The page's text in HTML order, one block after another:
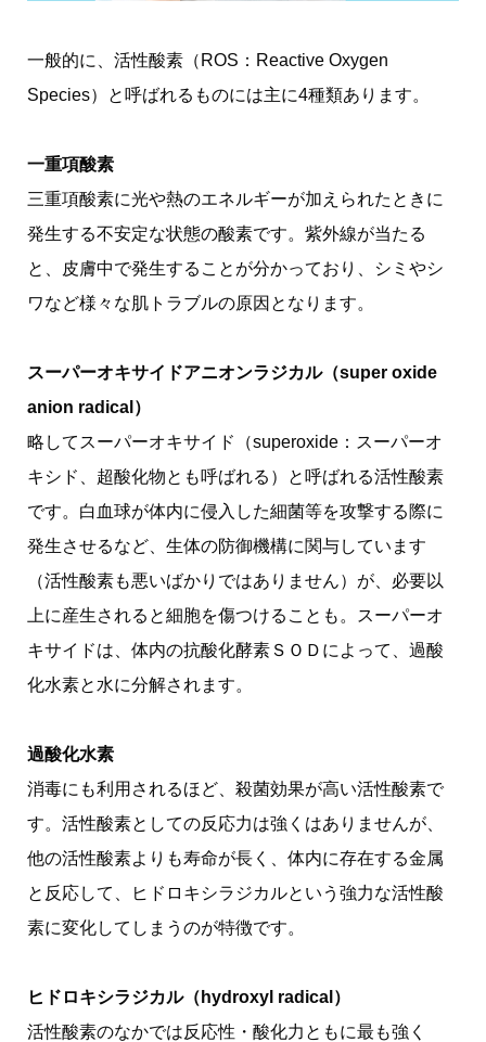
一般的に、活性酸素（ROS：Reactive Oxygen
Species）と呼ばれるものには主に4種類あります。
一重項酸素
三重項酸素に光や熱のエネルギーが加えられたときに
発生する不安定な状態の酸素です。紫外線が当たる
と、皮膚中で発生することが分かっており、シミやシ
ワなど様々な肌トラブルの原因となります。
スーパーオキサイドアニオンラジカル（super oxide
anion radical）
略してスーパーオキサイド（superoxide：スーパーオ
キシド、超酸化物とも呼ばれる）と呼ばれる活性酸素
です。白血球が体内に侵入した細菌等を攻撃する際に
発生させるなど、生体の防御機構に関与しています
（活性酸素も悪いばかりではありません）が、必要以
上に産生されると細胞を傷つけることも。スーパーオ
キサイドは、体内の抗酸化酵素ＳＯＤによって、過酸
化水素と水に分解されます。
過酸化水素
消毒にも利用されるほど、殺菌効果が高い活性酸素で
す。活性酸素としての反応力は強くはありませんが、
他の活性酸素よりも寿命が長く、体内に存在する金属
と反応して、ヒドロキシラジカルという強力な活性酸
素に変化してしまうのが特徴です。
ヒドロキシラジカル（hydroxyl radical）
活性酸素のなかでは反応性・酸化力ともに最も強く